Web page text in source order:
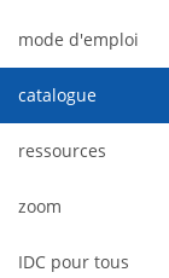
mode d'emploi
catalogue
ressources
zoom
IDC pour tous